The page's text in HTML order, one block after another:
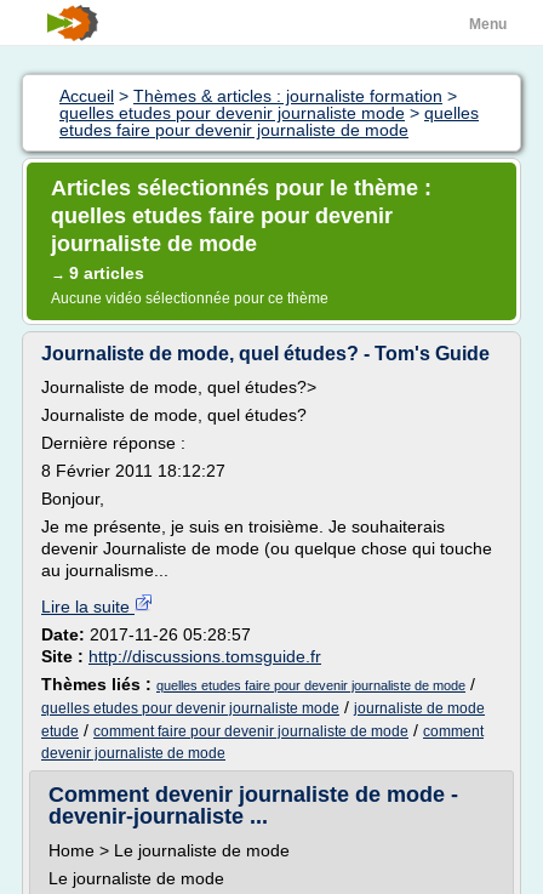
Menu
Accueil > Thèmes & articles : journaliste formation >
quelles etudes pour devenir journaliste mode > quelles
etudes faire pour devenir journaliste de mode
Articles sélectionnés pour le thème :
quelles etudes faire pour devenir
journaliste de mode
→ 9 articles
Aucune vidéo sélectionnée pour ce thème
Journaliste de mode, quel études? - Tom's Guide
Journaliste de mode, quel études?>
Journaliste de mode, quel études?
Dernière réponse :
8 Février 2011 18:12:27
Bonjour,
Je me présente, je suis en troisième. Je souhaiterais
devenir Journaliste de mode (ou quelque chose qui touche
au journalisme...
Lire la suite
Date: 2017-11-26 05:28:57
Site : http://discussions.tomsguide.fr
Thèmes liés : quelles etudes faire pour devenir journaliste de mode /
quelles etudes pour devenir journaliste mode / journaliste de mode
etude / comment faire pour devenir journaliste de mode / comment
devenir journaliste de mode
Comment devenir journaliste de mode -
devenir-journaliste ...
Home > Le journaliste de mode
Le journaliste de mode